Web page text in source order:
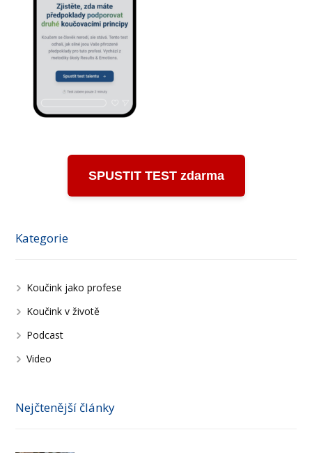
SPUSTIT TEST zdarma
Kategorie
Koučink jako profese
Koučink v životě
Podcast
Video
Nejčtenější články